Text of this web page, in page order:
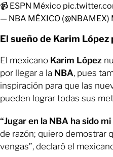
📹 ESPN México
— NBA MÉXICO (@NBAMEX)
El sueño de Karim López
El mexicano Karim López
por llegar a la NBA, pues
inspiración para que las
pueden lograr todas sus
“Jugar en la NBA ha sido
de razón; quiero demostrar
vengas”, declaró el